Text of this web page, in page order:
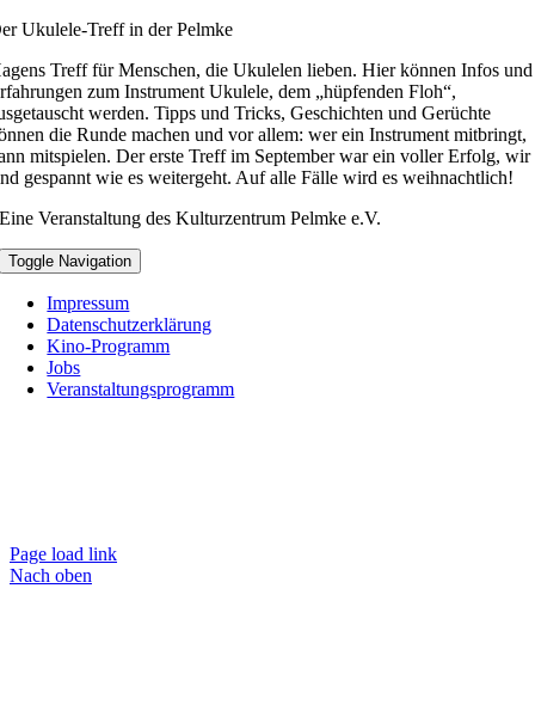
Ukulele-Treff in der Pelmke
Treff für Menschen, die Ukulelen lieben. Hier können Infos und
zum Instrument Ukulele, dem „hüpfenden Floh“,
werden. Tipps und Tricks, Geschichten und Gerüchte
die Runde machen und vor allem: wer ein Instrument mitbringt,
mitspielen. Der erste Treff im September war ein voller Erfolg, wir
gespannt wie es weitergeht. Auf alle Fälle wird es weihnachtlich!
Eine Veranstaltung des Kulturzentrum Pelmke e.V.
Toggle Navigation
Impressum
Datenschutzerklärung
Kino-Programm
Jobs
Veranstaltungsprogramm
Page load link
Nach oben